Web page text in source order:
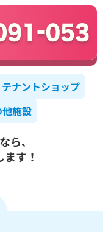
テナントショップ
他施設
ら、
す！